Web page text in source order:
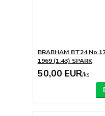
BRABHAM BT24
1969 (1:43) SPARK
50,00 EUR/ks